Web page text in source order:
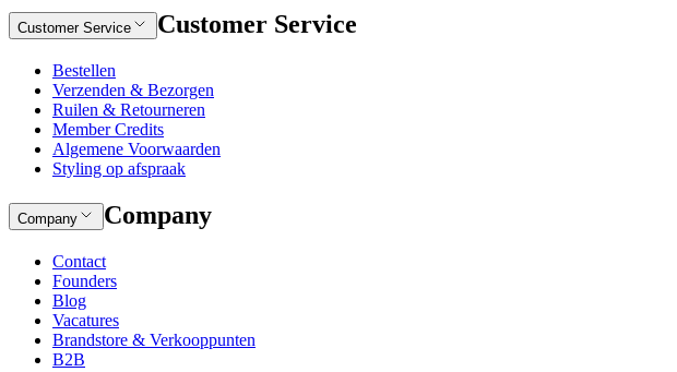
Customer Service Customer Service
Bestellen
Verzenden & Bezorgen
Ruilen & Retourneren
Member Credits
Algemene Voorwaarden
Styling op afspraak
Company Company
Contact
Founders
Blog
Vacatures
Brandstore & Verkooppunten
B2B